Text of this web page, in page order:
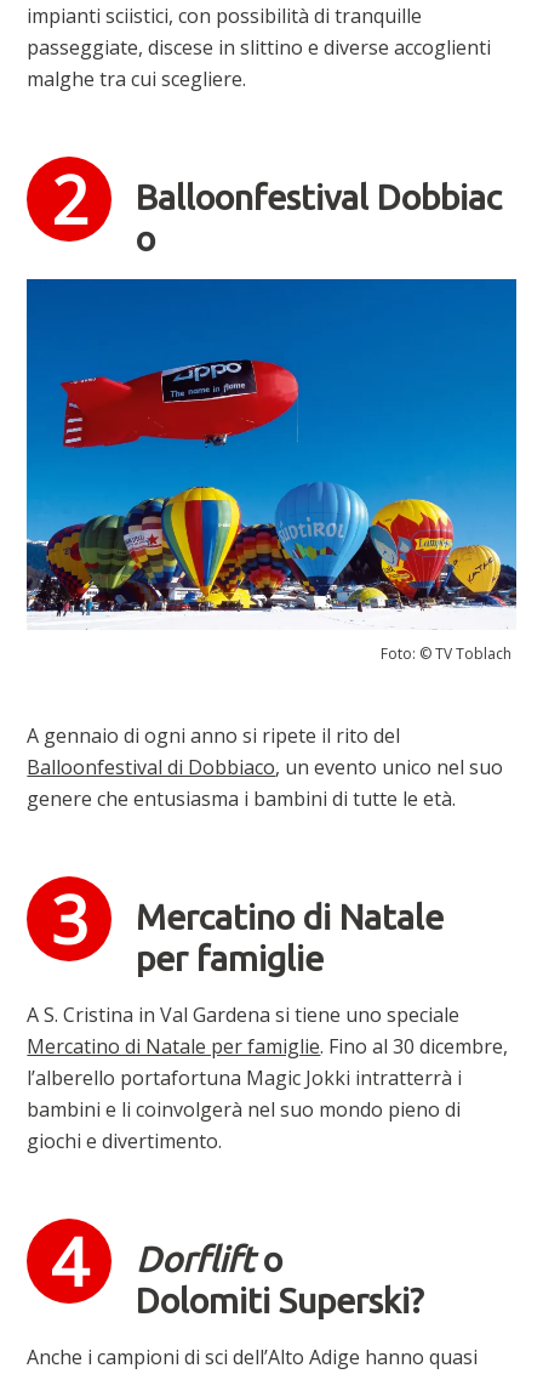
impianti sciistici, con possibilità di tranquille
passeggiate, discese in slittino e diverse accoglienti
malghe tra cui scegliere.
Balloonfestival Dobbiac
o
Foto: © TV Toblach
A gennaio di ogni anno si ripete il rito del
Balloonfestival di Dobbiaco, un evento unico nel suo
genere che entusiasma i bambini di tutte le età.
Mercatino di Natale
per famiglie
A S. Cristina in Val Gardena si tiene uno speciale
Mercatino di Natale per famiglie. Fino al 30 dicembre,
l’alberello portafortuna Magic Jokki intratterrà i
bambini e li coinvolgerà nel suo mondo pieno di
giochi e divertimento.
Dorflifto
Dolomiti Superski?
Anche i campioni di sci dell’Alto Adige hanno quasi